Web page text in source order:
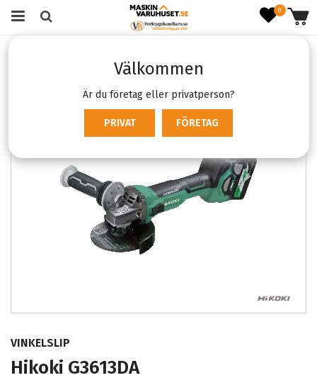
0
Välkommen
Är du företag eller privatperson?
PRIVAT FÖRETAG
Hikoki G3613DA
VINKELSLIP
Hikoki G3613DA